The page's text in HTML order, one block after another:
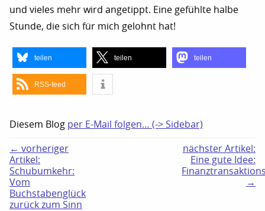
und vieles mehr wird angetippt. Eine gefühlte halbe
Stunde, die sich für mich gelohnt hat!
teilen teilen teilen
RSS-feed
Diesem Blog per E-Mail folgen… (-> Sidebar)
← vorheriger
Artikel:
Schubumkehr:
Vom
Buchstabenglück
zurück zum Sinn
nächster Artikel:
Eine gute Idee:
→